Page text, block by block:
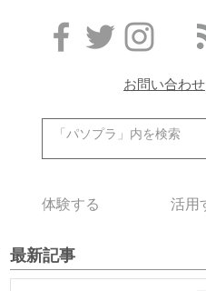
お問い合わせ
体験する 活用
最新記事